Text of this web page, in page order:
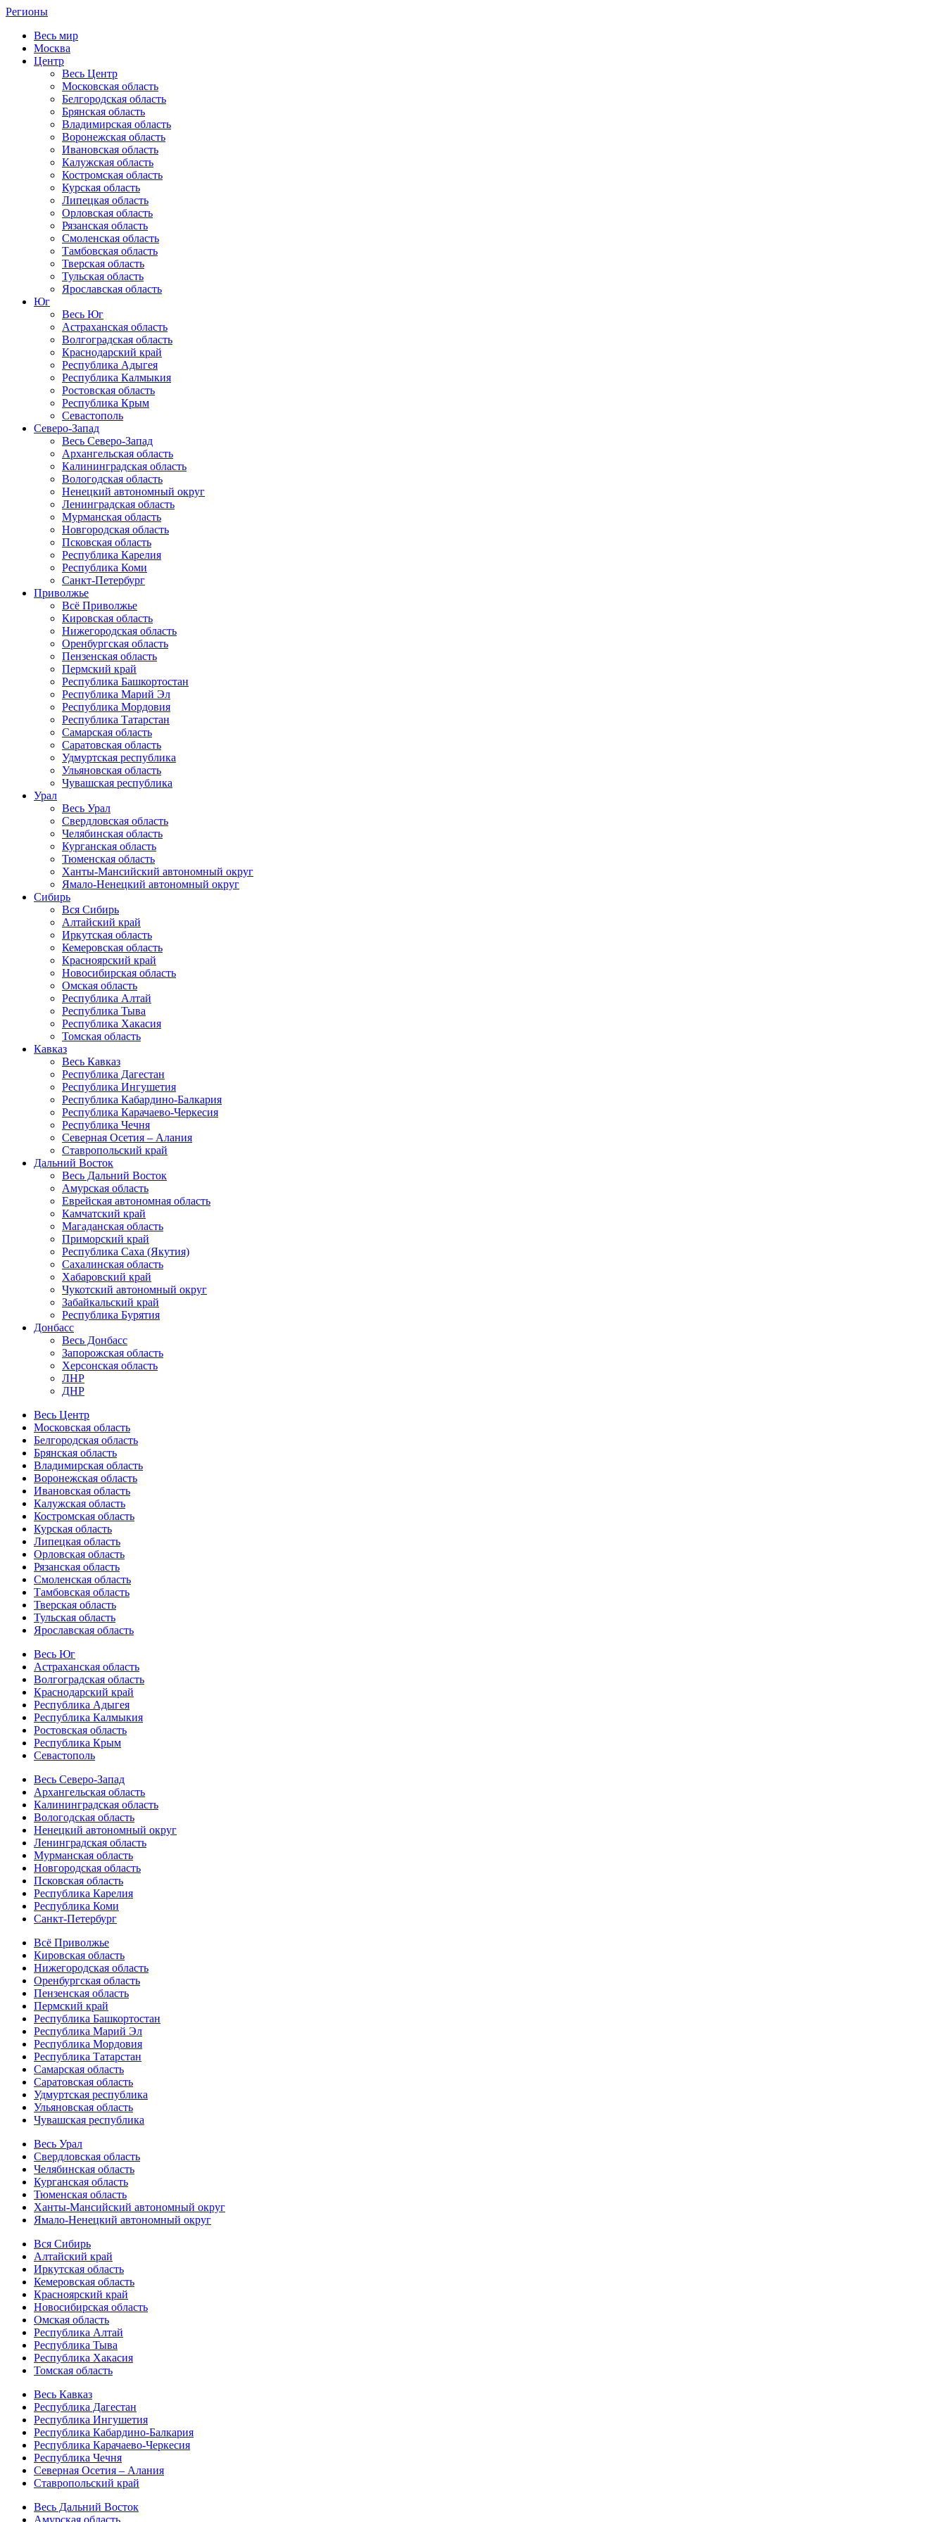
Регионы
Весь мир
Москва
Центр
Весь Центр
Московская область
Белгородская область
Брянская область
Владимирская область
Воронежская область
Ивановская область
Калужская область
Костромская область
Курская область
Липецкая область
Орловская область
Рязанская область
Смоленская область
Тамбовская область
Тверская область
Тульская область
Ярославская область
Юг
Весь Юг
Астраханская область
Волгоградская область
Краснодарский край
Республика Адыгея
Республика Калмыкия
Ростовская область
Республика Крым
Севастополь
Северо-Запад
Весь Северо-Запад
Архангельская область
Калининградская область
Вологодская область
Ненецкий автономный округ
Ленинградская область
Мурманская область
Новгородская область
Псковская область
Республика Карелия
Республика Коми
Санкт-Петербург
Приволжье
Всё Приволжье
Кировская область
Нижегородская область
Оренбургская область
Пензенская область
Пермский край
Республика Башкортостан
Республика Марий Эл
Республика Мордовия
Республика Татарстан
Самарская область
Саратовская область
Удмуртская республика
Ульяновская область
Чувашская республика
Урал
Весь Урал
Свердловская область
Челябинская область
Курганская область
Тюменская область
Ханты-Мансийский автономный округ
Ямало-Ненецкий автономный округ
Сибирь
Вся Сибирь
Алтайский край
Иркутская область
Кемеровская область
Красноярский край
Новосибирская область
Омская область
Республика Алтай
Республика Тыва
Республика Хакасия
Томская область
Кавказ
Весь Кавказ
Республика Дагестан
Республика Ингушетия
Республика Кабардино-Балкария
Республика Карачаево-Черкесия
Республика Чечня
Северная Осетия – Алания
Ставропольский край
Дальний Восток
Весь Дальний Восток
Амурская область
Еврейская автономная область
Камчатский край
Магаданская область
Приморский край
Республика Саха (Якутия)
Сахалинская область
Хабаровский край
Чукотский автономный округ
Забайкальский край
Республика Бурятия
Донбасс
Весь Донбасс
Запорожская область
Херсонская область
ЛНР
ДНР
Весь Центр
Московская область
Белгородская область
Брянская область
Владимирская область
Воронежская область
Ивановская область
Калужская область
Костромская область
Курская область
Липецкая область
Орловская область
Рязанская область
Смоленская область
Тамбовская область
Тверская область
Тульская область
Ярославская область
Весь Юг
Астраханская область
Волгоградская область
Краснодарский край
Республика Адыгея
Республика Калмыкия
Ростовская область
Республика Крым
Севастополь
Весь Северо-Запад
Архангельская область
Калининградская область
Вологодская область
Ненецкий автономный округ
Ленинградская область
Мурманская область
Новгородская область
Псковская область
Республика Карелия
Республика Коми
Санкт-Петербург
Всё Приволжье
Кировская область
Нижегородская область
Оренбургская область
Пензенская область
Пермский край
Республика Башкортостан
Республика Марий Эл
Республика Мордовия
Республика Татарстан
Самарская область
Саратовская область
Удмуртская республика
Ульяновская область
Чувашская республика
Весь Урал
Свердловская область
Челябинская область
Курганская область
Тюменская область
Ханты-Мансийский автономный округ
Ямало-Ненецкий автономный округ
Вся Сибирь
Алтайский край
Иркутская область
Кемеровская область
Красноярский край
Новосибирская область
Омская область
Республика Алтай
Республика Тыва
Республика Хакасия
Томская область
Весь Кавказ
Республика Дагестан
Республика Ингушетия
Республика Кабардино-Балкария
Республика Карачаево-Черкесия
Республика Чечня
Северная Осетия – Алания
Ставропольский край
Весь Дальний Восток
Амурская область